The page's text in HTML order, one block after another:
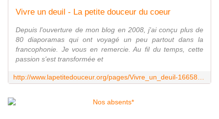
Vivre un deuil - La petite douceur du coeur
Depuis l'ouverture de mon blog en 2008, j'ai conçu plus de
80 diaporamas qui ont voyagé un peu partout dans la
francophonie. Je vous en remercie. Au fil du temps, cette
passion s'est transformée et